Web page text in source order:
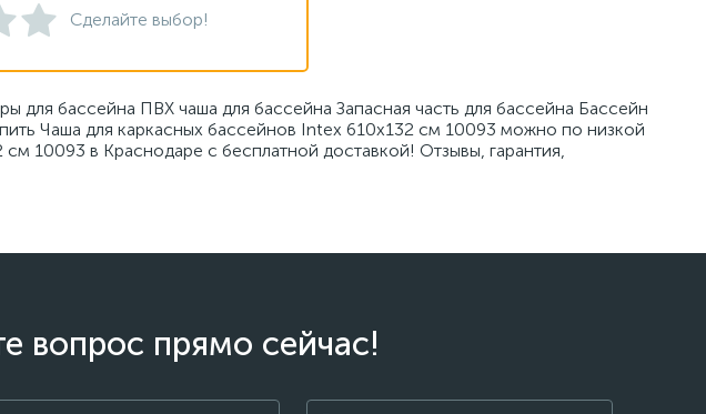
Сделайте выбор!
бассейна ПВХ чаша для бассейна Запасная часть для бассейна Бассейн
Чаша для каркасных бассейнов Intex 610х132 см 10093 можно по низкой
10093 в Краснодаре с бесплатной доставкой! Отзывы, гарантия,
вопрос прямо сейчас!